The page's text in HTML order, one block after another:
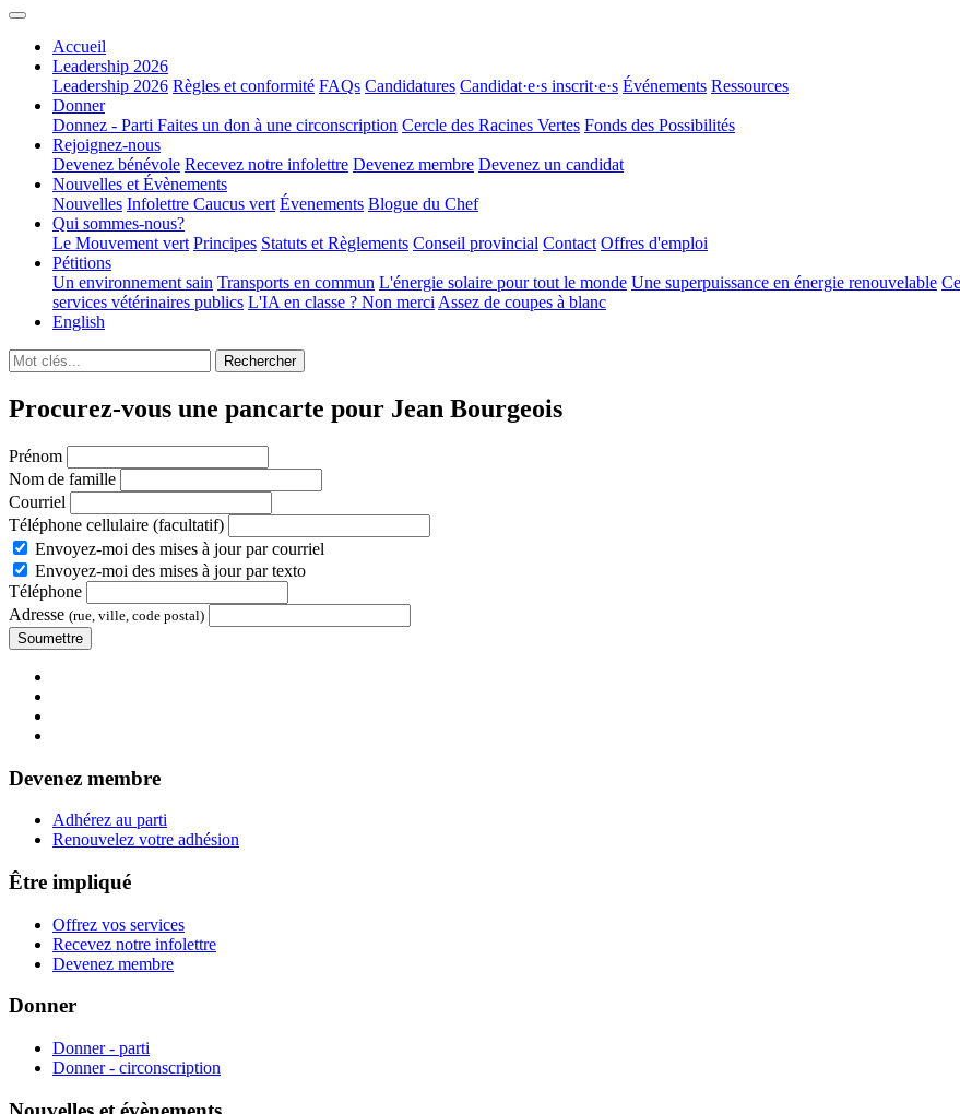
Accueil
Leadership 2026
Leadership 2026 Règles et conformité FAQs Candidatures Candidat·e·s inscrit·e·s Événements Ressources
Donner
Donnez - Parti Faites un don à une circonscription Cercle des Racines Vertes Fonds des Possibilités
Rejoignez-nous
Devenez bénévole Recevez notre infolettre Devenez membre Devenez un candidat
Nouvelles et Évènements
Nouvelles Infolettre Caucus vert Évenements Blogue du Chef
Qui sommes-nous?
Le Mouvement vert Principes Statuts et Règlements Conseil provincial Contact Offres d'emploi
Pétitions
Un environnement sain Transports en commun L'énergie solaire pour tout le monde Une superpuissance en énergie renouvelable
services vétérinaires publics L'IA en classe ? Non merci Assez de coupes à blanc
English
Procurez-vous une pancarte pour Jean Bourgeois
Prénom
Nom de famille
Courriel
Téléphone cellulaire (facultatif)
Envoyez-moi des mises à jour par courriel
Envoyez-moi des mises à jour par texto
Téléphone
Adresse (rue, ville, code postal)
Devenez membre
Adhérez au parti
Renouvelez votre adhésion
Être impliqué
Offrez vos services
Recevez notre infolettre
Devenez membre
Donner
Donner - parti
Donner - circonscription